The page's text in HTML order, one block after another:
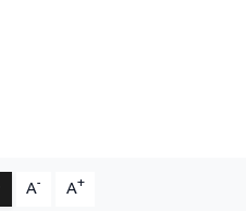
A- A+